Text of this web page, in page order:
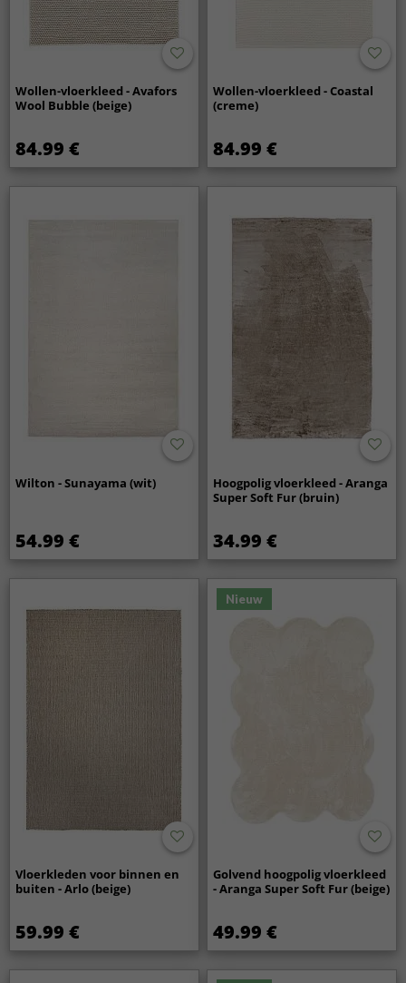
Wollen-vloerkleed - Avafors
Wool Bubble (beige)
84.99 €
Wollen-vloerkleed - Coastal
(creme)
84.99 €
Wilton - Sunayama (wit)
54.99 €
Hoogpolig vloerkleed - Aranga
Super Soft Fur (bruin)
34.99 €
Vloerkleden voor binnen en
buiten - Arlo (beige)
59.99 €
Nieuw
Golvend hoogpolig vloerkleed
- Aranga Super Soft Fur (beige)
49.99 €